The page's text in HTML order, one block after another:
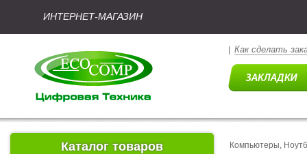
ИНТЕРНЕТ-МАГАЗИН
Как сделать
Каталог товаров Компьютеры,